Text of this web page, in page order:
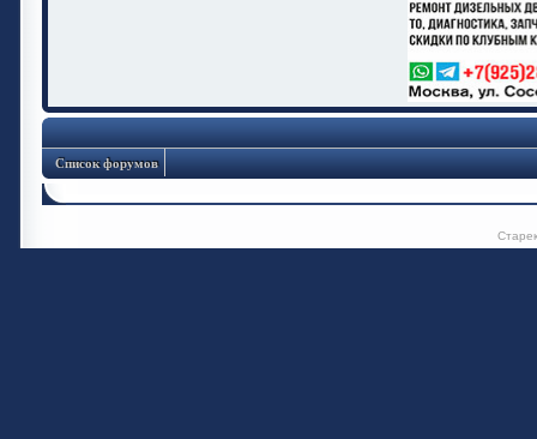
Список форумов